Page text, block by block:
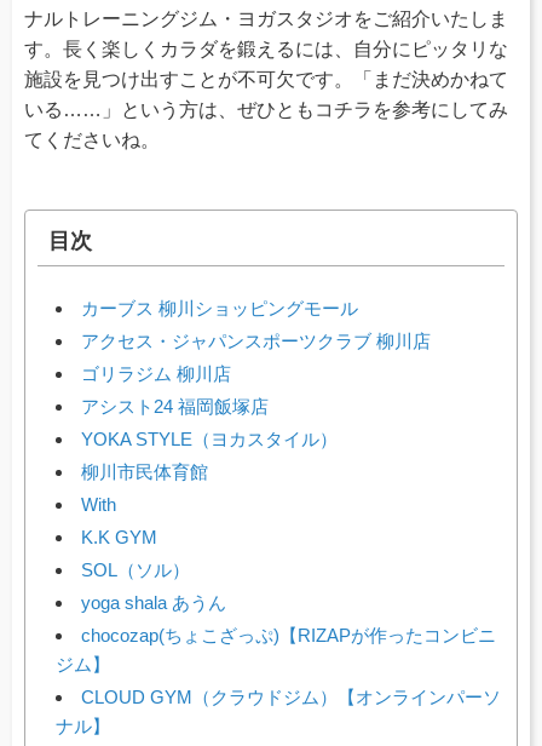
ナルトレーニングジム・ヨガスタジオをご紹介いたしま
す。長く楽しくカラダを鍛えるには、自分にピッタリな
施設を見つけ出すことが不可欠です。「まだ決めかねて
いる……」という方は、ぜひともコチラを参考にしてみ
てくださいね。
目次
カーブス 柳川ショッピングモール
アクセス・ジャパンスポーツクラブ 柳川店
ゴリラジム 柳川店
アシスト24 福岡飯塚店
YOKA STYLE（ヨカスタイル）
柳川市民体育館
With
K.K GYM
SOL（ソル）
yoga shala あうん
chocozap(ちょこざっぷ)【RIZAPが作ったコンビニ
ジム】
CLOUD GYM（クラウドジム）【オンラインパーソ
ナル】